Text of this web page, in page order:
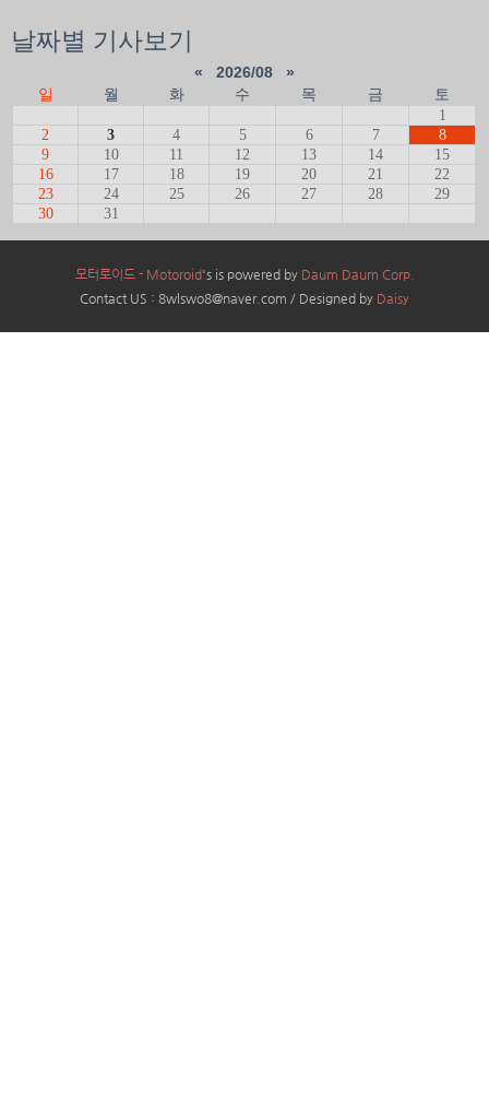
날짜별 기사보기
« 2026/08
»
일
월 화 수 목 금
토
1
2
3 4 5 6 7
8
9
10 11 12 13 14
15
16
17 18 19 20 21
22
23
24 25 26 27 28
29
30
31
모터로이드 - Motoroid's is powered by Daum Daum Corp.
Contact US : 8wlswo8@naver.com / Designed by Daisy